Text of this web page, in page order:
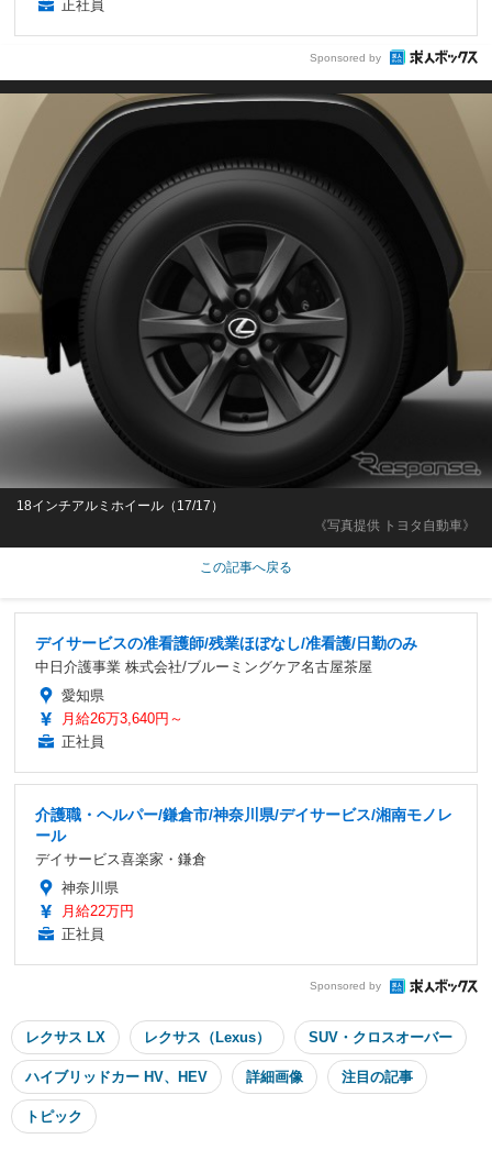
正社員
Sponsored by
《写真提供 トヨタ自動車》
18インチアルミホイール（17/17）
この記事へ戻る
デイサービスの准看護師/残業ほぼなし/准看護/日勤のみ
中日介護事業 株式会社/ブルーミングケア名古屋茶屋
愛知県
月給26万3,640円～
正社員
介護職・ヘルパー/鎌倉市/神奈川県/デイサービス/湘南モノレ
ール
デイサービス喜楽家・鎌倉
神奈川県
月給22万円
正社員
Sponsored by
レクサス LX レクサス（Lexus） SUV・クロスオーバー
ハイブリッドカー HV、HEV 詳細画像 注目の記事
トピック